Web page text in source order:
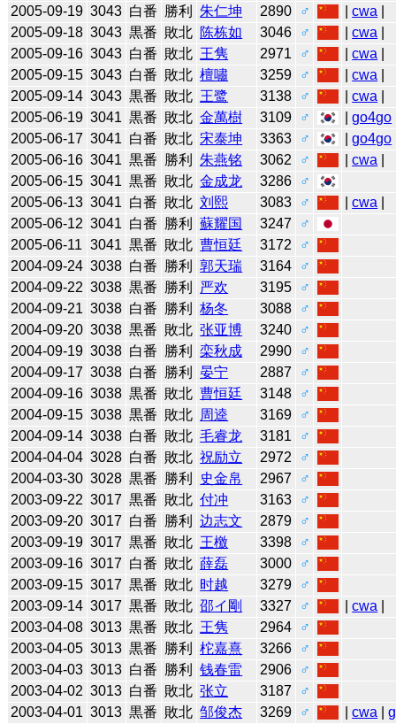
2005-09-19 3043 白番 勝利 朱仁坤 2890 ♂ |cwa
2005-09-18 3043 黒番 敗北 陈栋如 3046 ♂ |cwa
2005-09-16 3043 白番 敗北 王隽 2971 ♂ |cwa
2005-09-15 3043 白番 敗北 檀嘯 3259 ♂ |cwa
2005-09-14 3043 黒番 敗北 王鹭 3138 ♂ |cwa
2005-06-19 3041 黒番 敗北 金萬樹 3109 ♂ |go4go
2005-06-17 3041 白番 敗北 宋泰坤 3363 ♂ |go4go
2005-06-16 3041 黒番 勝利 朱燕铭 3062 ♂ |cwa
2005-06-15 3041 黒番 敗北 金成龙 3286
♂
2005-06-13 3041 白番 敗北 刘熙 3083 ♂ |cwa
2005-06-12 3041 白番 勝利 蘇耀国 3247
♂
2005-06-11 3041 黒番 敗北 曹恒廷 3172
♂
2004-09-24 3038 白番 勝利 郭天瑞 3164
♂
2004-09-22 3038 黒番 勝利 严欢 3195
♂
2004-09-21 3038 白番 勝利 杨冬 3088
♂
2004-09-20 3038 黒番 敗北 张亚博 3240
♂
2004-09-19 3038 白番 勝利 栾秋成 2990
♂
2004-09-17 3038 白番 勝利 晏宁 2887
♂
2004-09-16 3038 黒番 敗北 曹恒廷 3148
♂
2004-09-15 3038 黒番 敗北 周逵 3169
♂
2004-09-14 3038 白番 敗北 毛睿龙 3181
♂
2004-04-04 3028 白番 敗北 祝励立 2972
♂
2004-03-30 3028 黒番 勝利 史金帛 2967
♂
2003-09-22 3017 黒番 敗北 付冲 3163
♂
2003-09-20 3017 白番 勝利 边志文 2879
♂
2003-09-19 3017 黒番 敗北 王檄 3398
♂
2003-09-16 3017 白番 敗北 薛磊 3000
♂
2003-09-15 3017 黒番 敗北 时越 3279
♂
2003-09-14 3017 黒番 敗北 邵イ剛 3327 ♂ |cwa
2003-04-08 3013 黒番 敗北 王隽 2964
♂
2003-04-05 3013 黒番 勝利 柁嘉熹 3266
♂
2003-04-03 3013 白番 勝利 钱春雷 2906
♂
2003-04-02 3013 白番 敗北 张立 3187
♂
2003-04-01 3013 黒番 敗北 邹俊杰 3269 ♂ |cwa |